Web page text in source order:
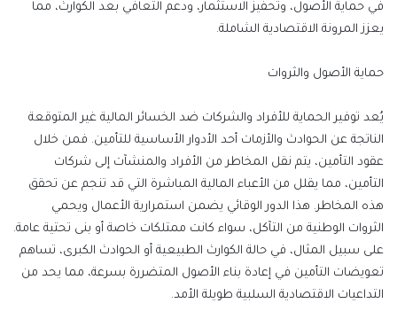
في حماية الأصول، وتحفيز الاستثمار، ودعم التعافي بعد الكوارث، مما
يعزز المرونة الاقتصادية الشاملة.
حماية الأصول والثروات
يُعد توفير الحماية للأفراد والشركات ضد الخسائر المالية غير المتوقعة
الناتجة عن الحوادث والأزمات أحد الأدوار الأساسية للتأمين. فمن خلال
عقود التأمين، يتم نقل المخاطر من الأفراد والمنشآت إلى شركات
التأمين، مما يقلل من الأعباء المالية المباشرة التي قد تنجم عن تحقق
هذه المخاطر. هذا الدور الوقائي يضمن استمرارية الأعمال ويحمي
الثروات الوطنية من التآكل، سواء كانت ممتلكات خاصة أو بنى تحتية عامة.
على سبيل المثال، في حالة الكوارث الطبيعية أو الحوادث الكبرى، تساهم
تعويضات التأمين في إعادة بناء الأصول المتضررة بسرعة، مما يحد من
التداعيات الاقتصادية السلبية طويلة الأمد.